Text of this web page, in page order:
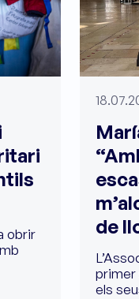
obrir
de
primer
els